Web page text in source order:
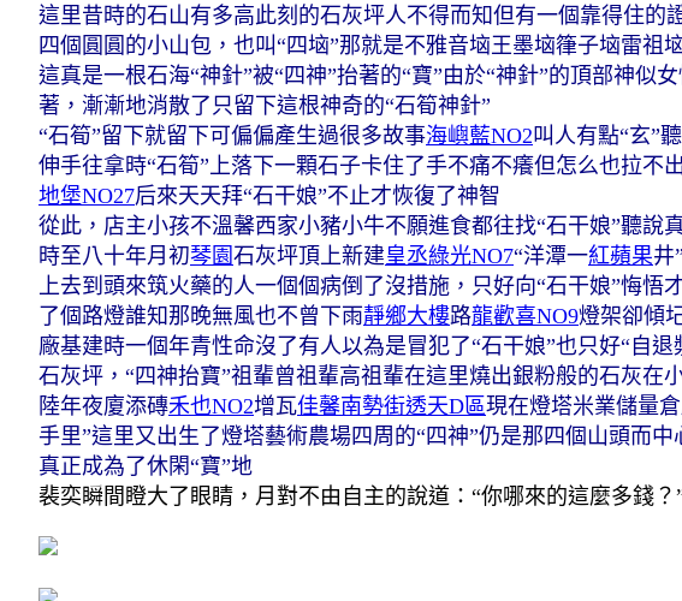
這里昔時的石山有多高此刻的石灰坪人不得而知但有一個靠得住的
四個圓圓的小山包，也叫“四垴”那就是不雅音垴王墨垴箻子垴雷祖
這真是一根石海“神針”被“四神”抬著的“寶”由於“神針”的頂部神似
著，漸漸地消散了 只留下這根神奇的“石筍神針”
“石筍”留下就留下 可偏偏產生過很多故事海嶼藍NO2叫人有點“玄”
伸手往拿時“石筍”上落下一顆石子卡住了手不痛不癢但怎么也拉不
地堡NO27后來天天拜“石干娘”不止才恢復了神智
從此，店主小孩不溫馨西家小豬小牛不願進食都往找“石干娘”聽說
時至八十年月初琴園石灰坪頂上新建皇丞綠光NO7“洋潭一紅蘋果井”
上去到頭來筑火藥的人一個個病倒了沒措施，只好向“石干娘”悔悟
了個路燈誰知那晚無風也不曾下雨靜鄉大樓路龍歡喜NO9燈架卻傾
廠基建時一個年青性命沒了有人以為是冒犯了“石干娘”也只好“自退
石灰坪，“四神抬寶”祖輩曾祖輩高祖輩在這里燒出銀粉般的石灰在
陸年夜廈添磚禾也NO2增瓦佳馨南勢街透天D區現在燈塔米業儲量
手里”這里又出生了燈塔藝術農場四周的“四神”仍是那四個山頭而中
真正成為了休閑“寶”地
裴奕瞬間瞪大了眼睛，月對不由自主的說道：“你哪來的這麼多錢